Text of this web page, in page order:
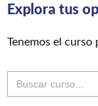
Explora tus
Tenemos el
Buscar: